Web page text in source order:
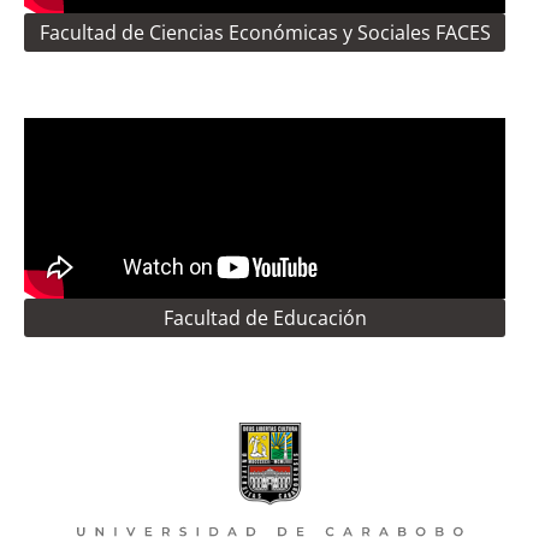
Facultad de Ciencias Económicas y Sociales FACES
Facultad de Educación